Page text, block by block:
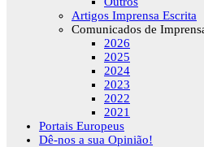
Artigos Imprensa Escrita
Comunicados de
2026
2025
2024
2023
2022
2021
Portais Europeus
Dê-nos a sua Opinião!